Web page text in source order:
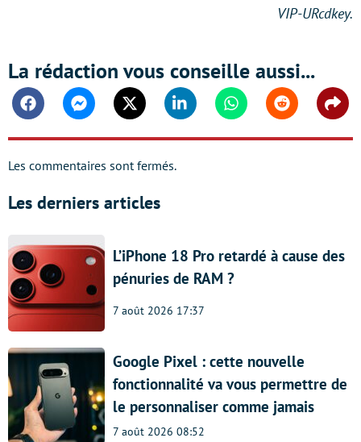
VIP-URcdkey.
La rédaction vous conseille aussi...
FacebookMessengerTwitter Linkedin WhatsappReddit
Les commentaires sont fermés.
Les derniers articles
L’iPhone 18 Pro retardé à cause des
pénuries de RAM ?
7 août 2026 17:37
Google Pixel : cette nouvelle
fonctionnalité va vous permettre de
le personnaliser comme jamais
7 août 2026 08:52